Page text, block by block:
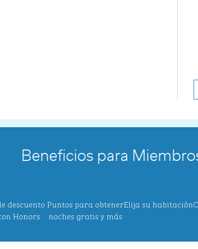
Beneficios para
descuento
Honors
Puntos para obtener
noches gratis y más
Elija su habitación